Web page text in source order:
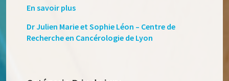
En savoir plus
Dr Julien Marie et Sophie Léon – Centre de
Recherche en Cancérologie de Lyon